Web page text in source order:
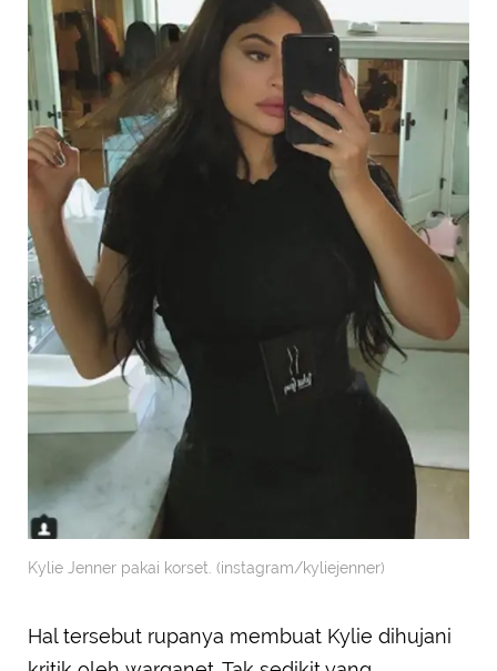
Kylie Jenner pakai korset. (instagram/kyliejenner)
Hal tersebut rupanya membuat Kylie dihujani